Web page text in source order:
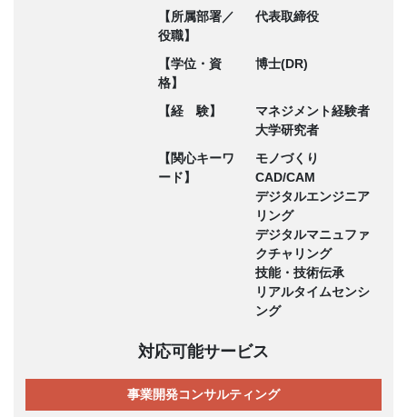
【所属部署／
役職】
代表取締役
【学位・資
格】
博士(DR)
【経 験】
マネジメント経験者
大学研究者
【関心キーワ
ード】
モノづくり
CAD/CAM
デジタルエンジニア
リング
デジタルマニュファ
クチャリング
技能・技術伝承
リアルタイムセンシ
ング
対応可能サービス
事業開発コンサルティング